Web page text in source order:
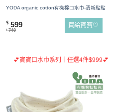
YODA organic cotton有機棉口水巾-清新點點
$ 599
$ 749
買給寶寶🤍
💕寶寶口水巾系列｜任選4件$999💕